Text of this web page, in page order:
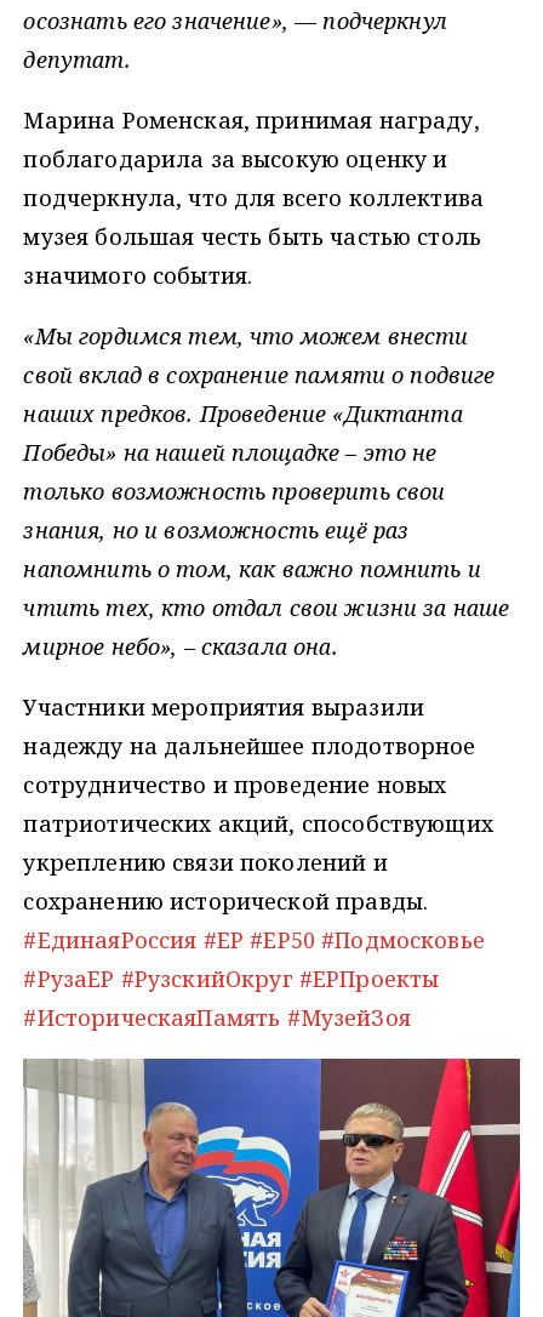
осознать его значение», — подчеркнул
депутат.
Марина Роменская, принимая награду,
поблагодарила за высокую оценку и
подчеркнула, что для всего коллектива
музея большая честь быть частью столь
значимого события.
«Мы гордимся тем, что можем внести
свой вклад в сохранение памяти о подвиге
наших предков. Проведение «Диктанта
Победы» на нашей площадке – это не
только возможность проверить свои
знания, но и возможность ещё раз
напомнить о том, как важно помнить и
чтить тех, кто отдал свои жизни за наше
мирное небо», – сказала она.
Участники мероприятия выразили
надежду на дальнейшее плодотворное
сотрудничество и проведение новых
патриотических акций, способствующих
укреплению связи поколений и
сохранению исторической правды.
#ЕдинаяРоссия #ЕР #ЕР50 #Подмосковье
#РузаЕР #РузскийОкруг #ЕРПроекты
#ИсторическаяПамять #МузейЗоя